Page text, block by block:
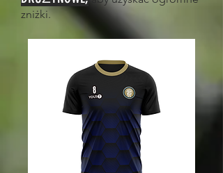
zniżki.